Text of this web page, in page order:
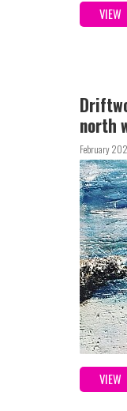
VIEW
north
February
VIEW